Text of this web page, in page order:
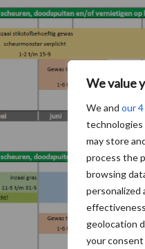
We value
We and our
technologies
may store
process the
browsing
personalized
geolocation
your consent